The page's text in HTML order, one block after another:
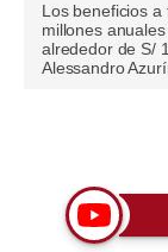
Lujo
Viajes
Mundo
Los beneficios
millones
alrededor de S/
Alessandro